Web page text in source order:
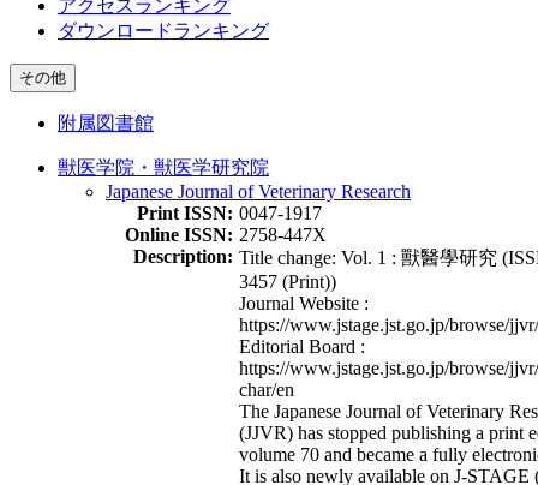
アクセスランキング
ダウンロードランキング
その他
附属図書館
獣医学院・獣医学研究院
Japanese Journal of Veterinary Research
Print ISSN: 0047-1917
Online ISSN: 2758-447X
Description: Title change: Vol. 1 : 獸醫學研究
3457 (Print))
Journal Website :
https://www.jstage.jst.go.jp/browse/
Editorial Board :
https://www.jstage.jst.go.jp/browse/
char/en
The Japanese Journal of Veterinary
(JJVR) has stopped publishing a print
volume 70 and became a fully
It is also newly available on J-STAGE